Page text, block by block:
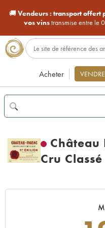
🚚Vendeurs : transport offert
vos vinstransmise entre le
Acheter VENDRE
Château
Cru